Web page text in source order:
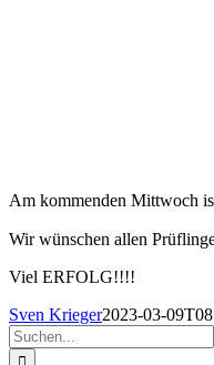
Am kommenden Mittwoch
Wir wünschen allen
Viel ERFOLG!!!!
Sven Krieger2023-03-
Suche
nach: